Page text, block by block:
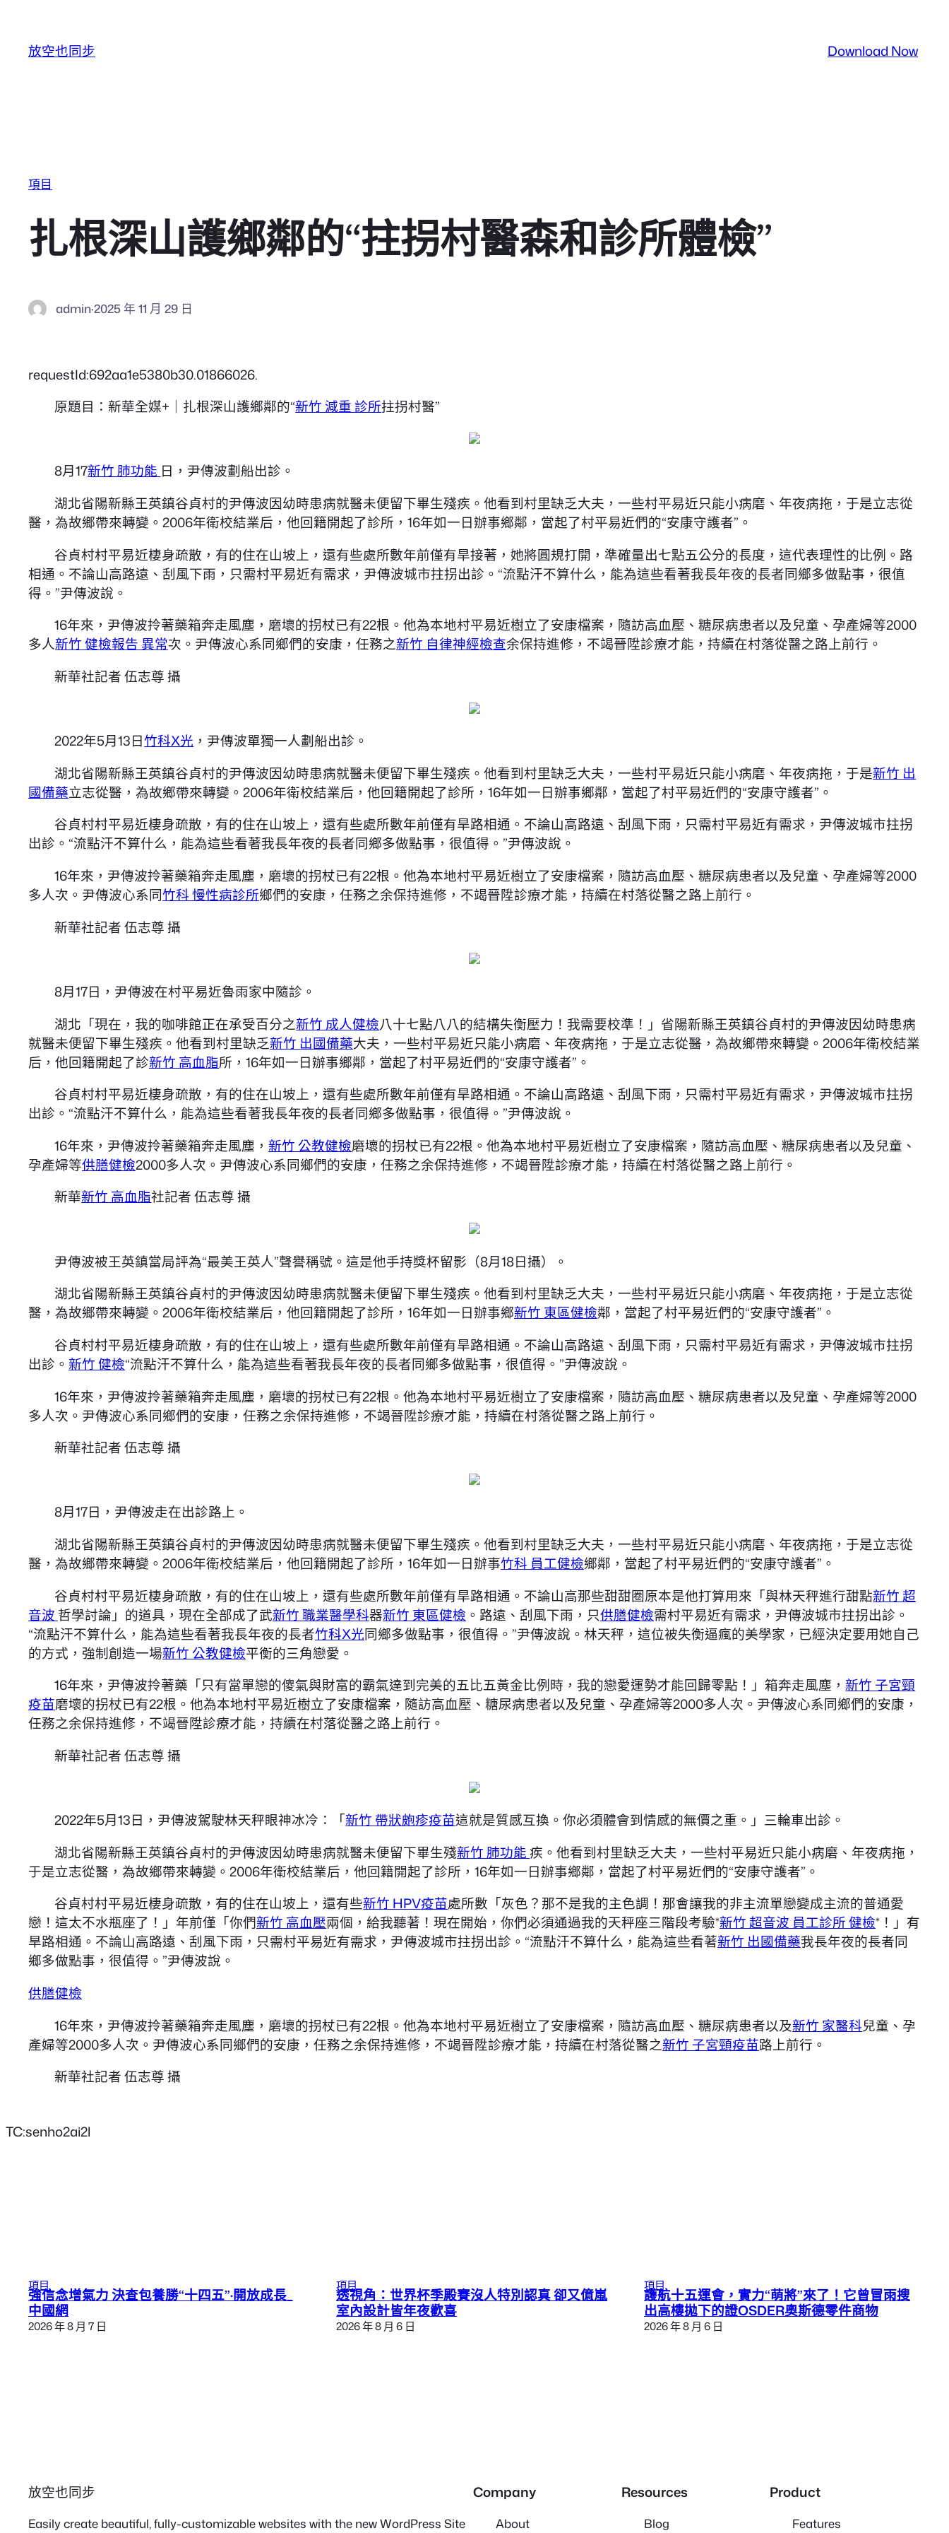
放空也同步 Download Now
項目
扎根深山護鄉鄰的“拄拐村醫森和診所體檢”
admin·2025 年 11 月 29 日
requestId:692aa1e5380b30.01866026.
原題目：新華全媒+｜扎根深山護鄉鄰的“新竹 減重 診所拄拐村醫”
8月17新竹 肺功能 日，尹傳波劃船出診。
湖北省陽新縣王英鎮谷貞村的尹傳波因幼時患病就醫未便留下畢生殘疾。他看到村里缺乏大夫，一些村平易近只能小病磨、年夜病拖，于是立志從
醫，為故鄉帶來轉變。2006年衛校結業后，他回籍開起了診所，16年如一日辦事鄉鄰，當起了村平易近們的“安康守護者”。
谷貞村村平易近棲身疏散，有的住在山坡上，還有些處所數年前僅有旱接著，她將圓規打開，準確量出七點五公分的長度，這代表理性的比例。路
相通。不論山高路遠、刮風下雨，只需村平易近有需求，尹傳波城市拄拐出診。“流點汗不算什么，能為這些看著我長年夜的長者同鄉多做點事，很值
得。”尹傳波說。
16年來，尹傳波拎著藥箱奔走風塵，磨壞的拐杖已有22根。他為本地村平易近樹立了安康檔案，隨訪高血壓、糖尿病患者以及兒童、孕產婦等2000
多人新竹 健檢報告 異常次。尹傳波心系同鄉們的安康，任務之新竹 自律神經檢查余保持進修，不竭晉陞診療才能，持續在村落從醫之路上前行。
新華社記者 伍志尊 攝
2022年5月13日竹科X光 ，尹傳波單獨一人劃船出診。
湖北省陽新縣王英鎮谷貞村的尹傳波因幼時患病就醫未便留下畢生殘疾。他看到村里缺乏大夫，一些村平易近只能小病磨、年夜病拖，于是新竹 出
國備藥立志從醫，為故鄉帶來轉變。2006年衛校結業后，他回籍開起了診所，16年如一日辦事鄉鄰，當起了村平易近們的“安康守護者”。
谷貞村村平易近棲身疏散，有的住在山坡上，還有些處所數年前僅有旱路相通。不論山高路遠、刮風下雨，只需村平易近有需求，尹傳波城市拄拐
出診。“流點汗不算什么，能為這些看著我長年夜的長者同鄉多做點事，很值得。”尹傳波說。
16年來，尹傳波拎著藥箱奔走風塵，磨壞的拐杖已有22根。他為本地村平易近樹立了安康檔案，隨訪高血壓、糖尿病患者以及兒童、孕產婦等2000
多人次。尹傳波心系同竹科 慢性病診所鄉們的安康，任務之余保持進修，不竭晉陞診療才能，持續在村落從醫之路上前行。
新華社記者 伍志尊 攝
8月17日，尹傳波在村平易近魯雨家中隨診。
湖北「現在，我的咖啡館正在承受百分之新竹 成人健檢八十七點八八的結構失衡壓力！我需要校準！」省陽新縣王英鎮谷貞村的尹傳波因幼時患病
就醫未便留下畢生殘疾。他看到村里缺乏新竹 出國備藥大夫，一些村平易近只能小病磨、年夜病拖，于是立志從醫，為故鄉帶來轉變。2006年衛校結業
后，他回籍開起了診新竹 高血脂所，16年如一日辦事鄉鄰，當起了村平易近們的“安康守護者”。
谷貞村村平易近棲身疏散，有的住在山坡上，還有些處所數年前僅有旱路相通。不論山高路遠、刮風下雨，只需村平易近有需求，尹傳波城市拄拐
出診。“流點汗不算什么，能為這些看著我長年夜的長者同鄉多做點事，很值得。”尹傳波說。
16年來，尹傳波拎著藥箱奔走風塵，新竹 公教健檢磨壞的拐杖已有22根。他為本地村平易近樹立了安康檔案，隨訪高血壓、糖尿病患者以及兒童、
孕產婦等供膳健檢2000多人次。尹傳波心系同鄉們的安康，任務之余保持進修，不竭晉陞診療才能，持續在村落從醫之路上前行。
新華新竹 高血脂社記者 伍志尊 攝
尹傳波被王英鎮當局評為“最美王英人”聲譽稱號。這是他手持獎杯留影（8月18日攝）。
湖北省陽新縣王英鎮谷貞村的尹傳波因幼時患病就醫未便留下畢生殘疾。他看到村里缺乏大夫，一些村平易近只能小病磨、年夜病拖，于是立志從
醫，為故鄉帶來轉變。2006年衛校結業后，他回籍開起了診所，16年如一日辦事鄉新竹 東區健檢鄰，當起了村平易近們的“安康守護者”。
谷貞村村平易近棲身疏散，有的住在山坡上，還有些處所數年前僅有旱路相通。不論山高路遠、刮風下雨，只需村平易近有需求，尹傳波城市拄拐
出診。 新竹 健檢“流點汗不算什么，能為這些看著我長年夜的長者同鄉多做點事，很值得。”尹傳波說。
16年來，尹傳波拎著藥箱奔走風塵，磨壞的拐杖已有22根。他為本地村平易近樹立了安康檔案，隨訪高血壓、糖尿病患者以及兒童、孕產婦等2000
多人次。尹傳波心系同鄉們的安康，任務之余保持進修，不竭晉陞診療才能，持續在村落從醫之路上前行。
新華社記者 伍志尊 攝
8月17日，尹傳波走在出診路上。
湖北省陽新縣王英鎮谷貞村的尹傳波因幼時患病就醫未便留下畢生殘疾。他看到村里缺乏大夫，一些村平易近只能小病磨、年夜病拖，于是立志從
醫，為故鄉帶來轉變。2006年衛校結業后，他回籍開起了診所，16年如一日辦事竹科 員工健檢鄉鄰，當起了村平易近們的“安康守護者”。
谷貞村村平易近棲身疏散，有的住在山坡上，還有些處所數年前僅有旱路相通。不論山高那些甜甜圈原本是他打算用來「與林天秤進行甜點新竹 超
音波 哲學討論」的道具，現在全部成了武新竹 職業醫學科器新竹 東區健檢 。路遠、刮風下雨，只供膳健檢需村平易近有需求，尹傳波城市拄拐出診。
“流點汗不算什么，能為這些看著我長年夜的長者竹科X光同鄉多做點事，很值得。”尹傳波說。林天秤，這位被失衡逼瘋的美學家，已經決定要用她自己
的方式，強制創造一場新竹 公教健檢平衡的三角戀愛。
16年來，尹傳波拎著藥「只有當單戀的傻氣與財富的霸氣達到完美的五比五黃金比例時，我的戀愛運勢才能回歸零點！」箱奔走風塵，新竹 子宮頸
疫苗磨壞的拐杖已有22根。他為本地村平易近樹立了安康檔案，隨訪高血壓、糖尿病患者以及兒童、孕產婦等2000多人次。尹傳波心系同鄉們的安康，
任務之余保持進修，不竭晉陞診療才能，持續在村落從醫之路上前行。
新華社記者 伍志尊 攝
2022年5月13日，尹傳波駕駛林天秤眼神冰冷：「新竹 帶狀皰疹疫苗這就是質感互換。你必須體會到情感的無價之重。」三輪車出診。
湖北省陽新縣王英鎮谷貞村的尹傳波因幼時患病就醫未便留下畢生殘新竹 肺功能疾。他看到村里缺乏大夫，一些村平易近只能小病磨、年夜病拖，
于是立志從醫，為故鄉帶來轉變。2006年衛校結業后，他回籍開起了診所，16年如一日辦事鄉鄰，當起了村平易近們的“安康守護者”。
谷貞村村平易近棲身疏散，有的住在山坡上，還有些新竹 HPV疫苗處所數「灰色？那不是我的主色調！那會讓我的非主流單戀變成主流的普通愛
戀！這太不水瓶座了！」年前僅「你們新竹 高血壓兩個，給我聽著！現在開始，你們必須通過我的天秤座三階段考驗*新竹 超音波 員工診所 健檢*！」有
旱路相通。不論山高路遠、刮風下雨，只需村平易近有需求，尹傳波城市拄拐出診。“流點汗不算什么，能為這些看著新竹 出國備藥我長年夜的長者同
鄉多做點事，很值得。”尹傳波說。
供膳健檢
16年來，尹傳波拎著藥箱奔走風塵，磨壞的拐杖已有22根。他為本地村平易近樹立了安康檔案，隨訪高血壓、糖尿病患者以及新竹 家醫科兒童、孕
產婦等2000多人次。尹傳波心系同鄉們的安康，任務之余保持進修，不竭晉陞診療才能，持續在村落從醫之新竹 子宮頸疫苗路上前行。
新華社記者 伍志尊 攝
TC:senho2ai2l
項目
強信念增氣力 決查包養勝“十四五”·開放成長_
中國網
2026 年 8 月 7 日
項目
透視角：世界杯季殿賽沒人特別認真 卻又億嵐
室內設計皆年夜歡喜
2026 年 8 月 6 日
項目
護航十五運會，實力“萌將”來了！它曾冒雨搜
出高樓拋下的證OSDER奧斯德零件商物
2026 年 8 月 6 日
放空也同步
Easily create beautiful, fully-customizable websites with the new WordPress Site
Company
About
Resources
Blog
Product
Features